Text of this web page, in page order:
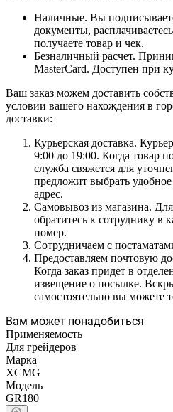
Наличные. Вы
документы,
получаете товар и чек.
Безналичный расчет.
MasterCard. Доступен при
Ваш заказ можем доставить
условии вашего нахождения в
доставки:
Курьерская доставка.
9:00 до 19:00. Когда товар
служба свяжется для
предложит выбрать
адрес.
Самовывоз из магазина. Для
обратитесь к сотруднику в
номер.
Сотрудничаем с
Предоставляем почтовую
Когда заказ придет в
извещение о посылке.
самостоятельно вы можете
Вам может понадобиться
Применяемость
Для грейдеров
Марка
XCMG
Модель
GR180